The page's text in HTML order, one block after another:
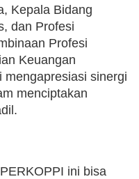
Kepala Bidang
dan Profesi
Profesi
Keuangan
mengapresiasi sinergi
menciptakan
ini bisa